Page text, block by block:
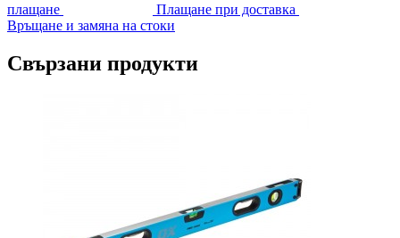
плащане
Плащане при доставка
Връщане и замяна на стоки
Свързани продукти